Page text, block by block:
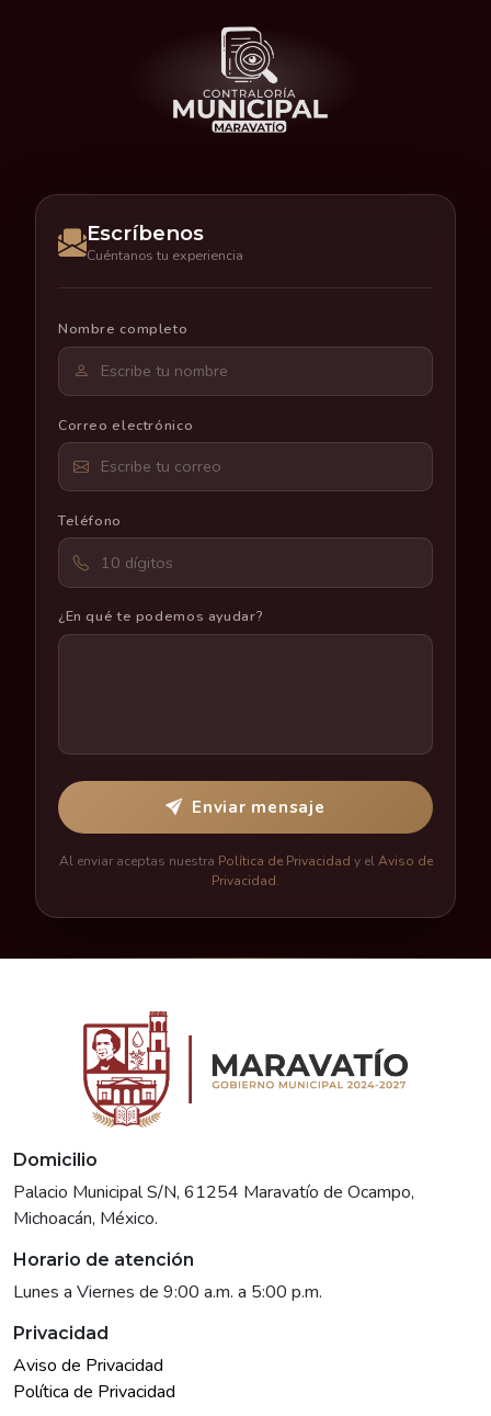
Escríbenos
Cuéntanos tu experiencia
Nombre completo
Correo electrónico
Teléfono
¿En qué te podemos ayudar?
Enviar mensaje
Al enviar aceptas nuestra Política de Privacidad y elAviso de
Privacidad.
Domicilio
Palacio Municipal S/N, 61254 Maravatío de Ocampo,
Michoacán, México.
Horario de atención
Lunes a Viernes de 9:00 a.m. a 5:00 p.m.
Privacidad
Aviso de Privacidad
Política de Privacidad